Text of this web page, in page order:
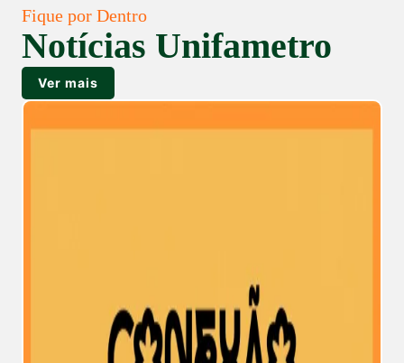
Fique por Dentro
Notícias Unifametro
Ver mais